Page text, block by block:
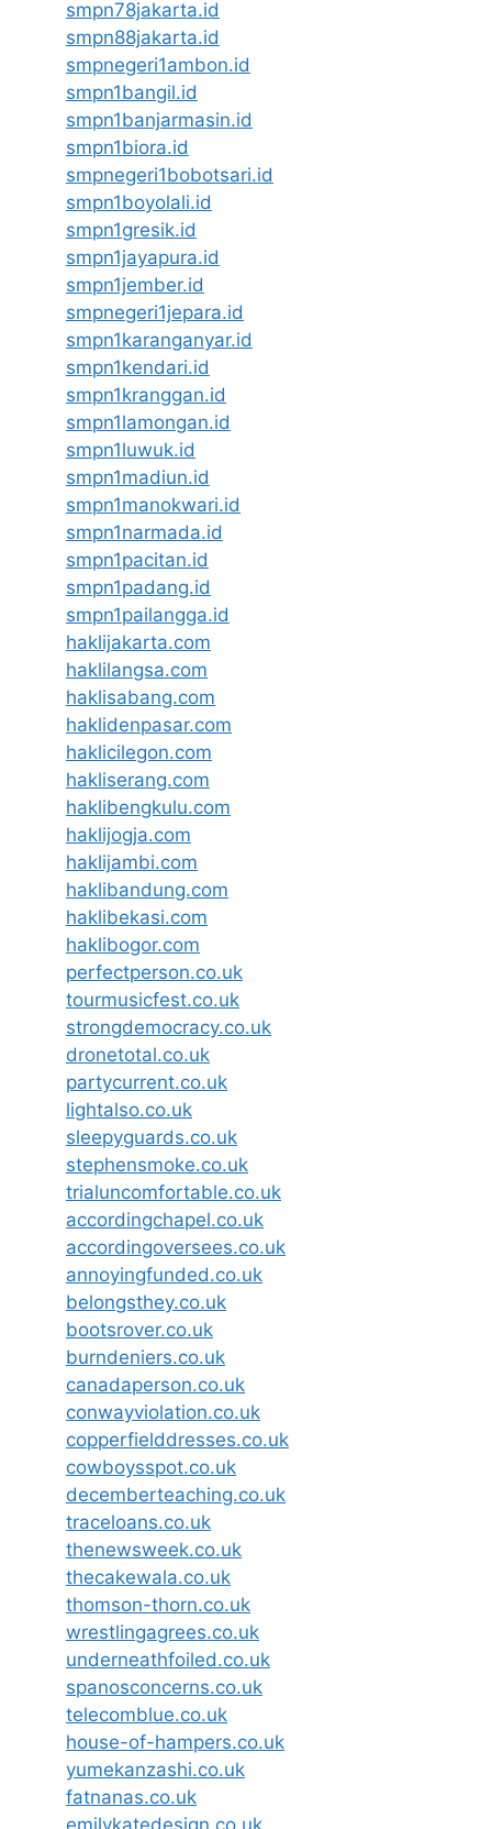
smpn78jakarta.id
smpn88jakarta.id
smpnegeri1ambon.id
smpn1bangil.id
smpn1banjarmasin.id
smpn1biora.id
smpnegeri1bobotsari.id
smpn1boyolali.id
smpn1gresik.id
smpn1jayapura.id
smpn1jember.id
smpnegeri1jepara.id
smpn1karanganyar.id
smpn1kendari.id
smpn1kranggan.id
smpn1lamongan.id
smpn1luwuk.id
smpn1madiun.id
smpn1manokwari.id
smpn1narmada.id
smpn1pacitan.id
smpn1padang.id
smpn1pailangga.id
haklijakarta.com
haklilangsa.com
haklisabang.com
haklidenpasar.com
haklicilegon.com
hakliserang.com
haklibengkulu.com
haklijogja.com
haklijambi.com
haklibandung.com
haklibekasi.com
haklibogor.com
perfectperson.co.uk
tourmusicfest.co.uk
strongdemocracy.co.uk
dronetotal.co.uk
partycurrent.co.uk
lightalso.co.uk
sleepyguards.co.uk
stephensmoke.co.uk
trialuncomfortable.co.uk
accordingchapel.co.uk
accordingoversees.co.uk
annoyingfunded.co.uk
belongsthey.co.uk
bootsrover.co.uk
burndeniers.co.uk
canadaperson.co.uk
conwayviolation.co.uk
copperfielddresses.co.uk
cowboysspot.co.uk
decemberteaching.co.uk
traceloans.co.uk
thenewsweek.co.uk
thecakewala.co.uk
thomson-thorn.co.uk
wrestlingagrees.co.uk
underneathfoiled.co.uk
spanosconcerns.co.uk
telecomblue.co.uk
house-of-hampers.co.uk
yumekanzashi.co.uk
fatnanas.co.uk
emilykatedesign.co.uk